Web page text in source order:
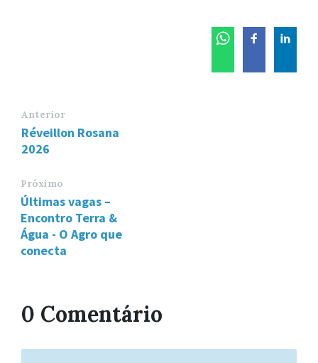
Anterior
Réveillon Rosana
2026
Próximo
Últimas vagas –
Encontro Terra &
Água - O Agro que
conecta
0 Comentário